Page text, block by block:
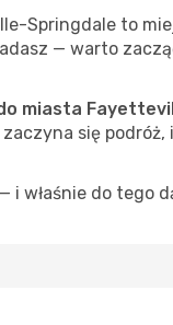
Springdale to
— warto
miasta
się podróż,
i właśnie do tego